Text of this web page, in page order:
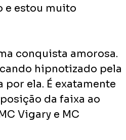
e estou muito
conquista amorosa.
hipnotizado pela
ela. É exatamente
da faixa ao
Vigary e MC